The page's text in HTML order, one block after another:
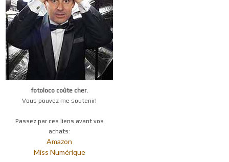
fotoloco coûte cher.
Vous pouvez me soutenir!
Passez par ces liens avant vos
achats:
Amazon
Miss Numérique